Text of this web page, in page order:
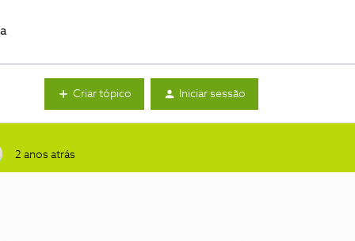
Criar tópico Iniciar sessão
2 anos atrás